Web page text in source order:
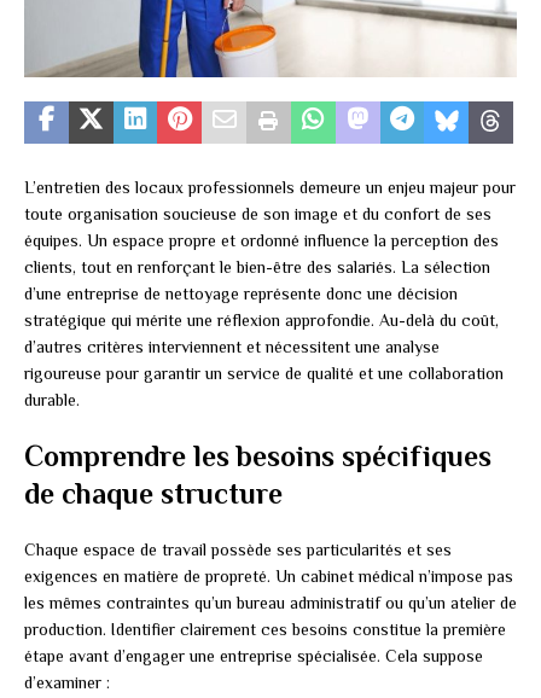
L’entretien des locaux professionnels demeure un enjeu majeur pour
toute organisation soucieuse de son image et du confort de ses
équipes. Un espace propre et ordonné influence la perception des
clients, tout en renforçant le bien-être des salariés. La sélection
d’une entreprise de nettoyage représente donc une décision
stratégique qui mérite une réflexion approfondie. Au-delà du coût,
d’autres critères interviennent et nécessitent une analyse
rigoureuse pour garantir un service de qualité et une collaboration
durable.
Comprendre les besoins spécifiques
de chaque structure
Chaque espace de travail possède ses particularités et ses
exigences en matière de propreté. Un cabinet médical n’impose pas
les mêmes contraintes qu’un bureau administratif ou qu’un atelier de
production. Identifier clairement ces besoins constitue la première
étape avant d’engager une entreprise spécialisée. Cela suppose
d’examiner :